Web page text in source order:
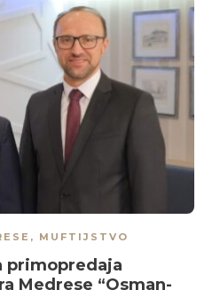
, MUFTIJSTVO
primopredaja
Medrese “Osman-